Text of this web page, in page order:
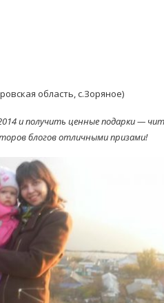
область, с.Зоряное)
и получить ценные подарки —
блогов отличными призами!